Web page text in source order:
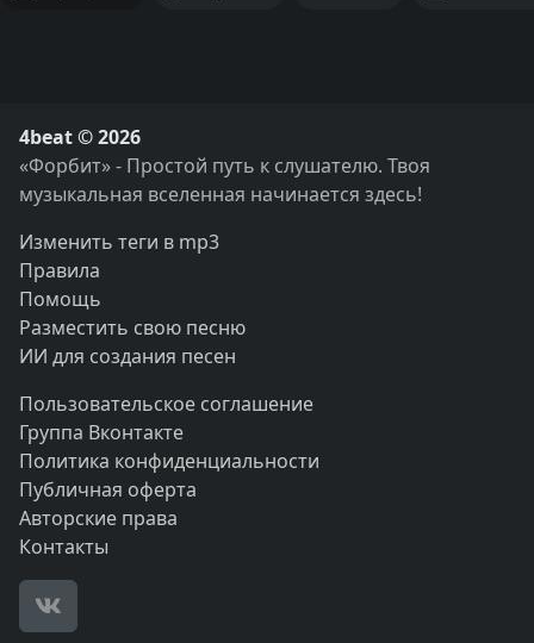
4beat © 2026
«Форбит» - Простой путь к слушателю. Твоя
музыкальная вселенная начинается здесь!
Изменить теги в mp3
Правила
Помощь
Разместить свою песню
ИИ для создания песен
Пользовательское соглашение
Группа Вконтакте
Политика конфиденциальности
Публичная оферта
Авторские права
Контакты